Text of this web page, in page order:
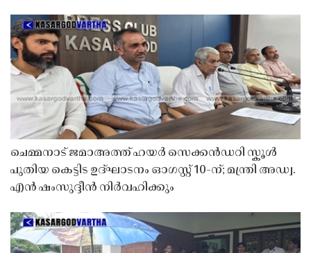
ചെമ്മനാട് ജമാഅത്ത് ഹയർ സെക്കൻഡറി സ്കൂൾ
പുതിയ കെട്ടിട ഉദ്ഘാടനം ഓഗസ്റ്റ് 10-ന്; മന്ത്രി അഡ്വ.
എൻ ഷംസുദ്ദീൻ നിർവഹിക്കും